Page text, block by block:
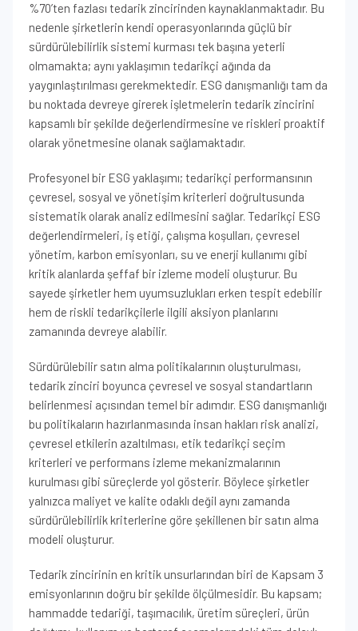
%70’ten fazlası tedarik zincirinden kaynaklanmaktadır. Bu
nedenle şirketlerin kendi operasyonlarında güçlü bir
sürdürülebilirlik sistemi kurması tek başına yeterli
olmamakta; aynı yaklaşımın tedarikçi ağında da
yaygınlaştırılması gerekmektedir. ESG danışmanlığı tam da
bu noktada devreye girerek işletmelerin tedarik zincirini
kapsamlı bir şekilde değerlendirmesine ve riskleri proaktif
olarak yönetmesine olanak sağlamaktadır.
Profesyonel bir ESG yaklaşımı; tedarikçi performansının
çevresel, sosyal ve yönetişim kriterleri doğrultusunda
sistematik olarak analiz edilmesini sağlar. Tedarikçi ESG
değerlendirmeleri, iş etiği, çalışma koşulları, çevresel
yönetim, karbon emisyonları, su ve enerji kullanımı gibi
kritik alanlarda şeffaf bir izleme modeli oluşturur. Bu
sayede şirketler hem uyumsuzlukları erken tespit edebilir
hem de riskli tedarikçilerle ilgili aksiyon planlarını
zamanında devreye alabilir.
Sürdürülebilir satın alma politikalarının oluşturulması,
tedarik zinciri boyunca çevresel ve sosyal standartların
belirlenmesi açısından temel bir adımdır. ESG danışmanlığı
bu politikaların hazırlanmasında insan hakları risk analizi,
çevresel etkilerin azaltılması, etik tedarikçi seçim
kriterleri ve performans izleme mekanizmalarının
kurulması gibi süreçlerde yol gösterir. Böylece şirketler
yalnızca maliyet ve kalite odaklı değil aynı zamanda
sürdürülebilirlik kriterlerine göre şekillenen bir satın alma
modeli oluşturur.
Tedarik zincirinin en kritik unsurlarından biri de Kapsam 3
emisyonlarının doğru bir şekilde ölçülmesidir. Bu kapsam;
hammadde tedariği, taşımacılık, üretim süreçleri, ürün